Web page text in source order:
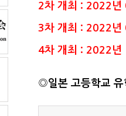
2차 개최 : 2022년
3차 개최 : 2022년
4차 개최 : 2022년
◎일본 고등학교